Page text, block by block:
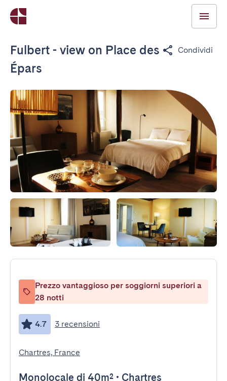
Fulbert - view on Place des
Épars
Condividi
Prezzo vantaggioso per soggiorni superiori a
28 notti
4.7 3 recensioni
Chartres, France
Monolocale di 40m² • Chartres